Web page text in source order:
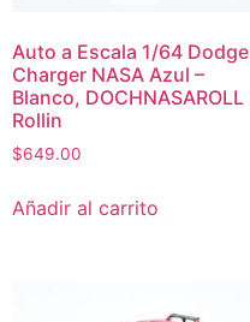
Auto a Escala 1/64 Dodge
Charger NASA Azul –
Blanco, DOCHNASAROLL
Rollin
$649.00
Añadir al carrito